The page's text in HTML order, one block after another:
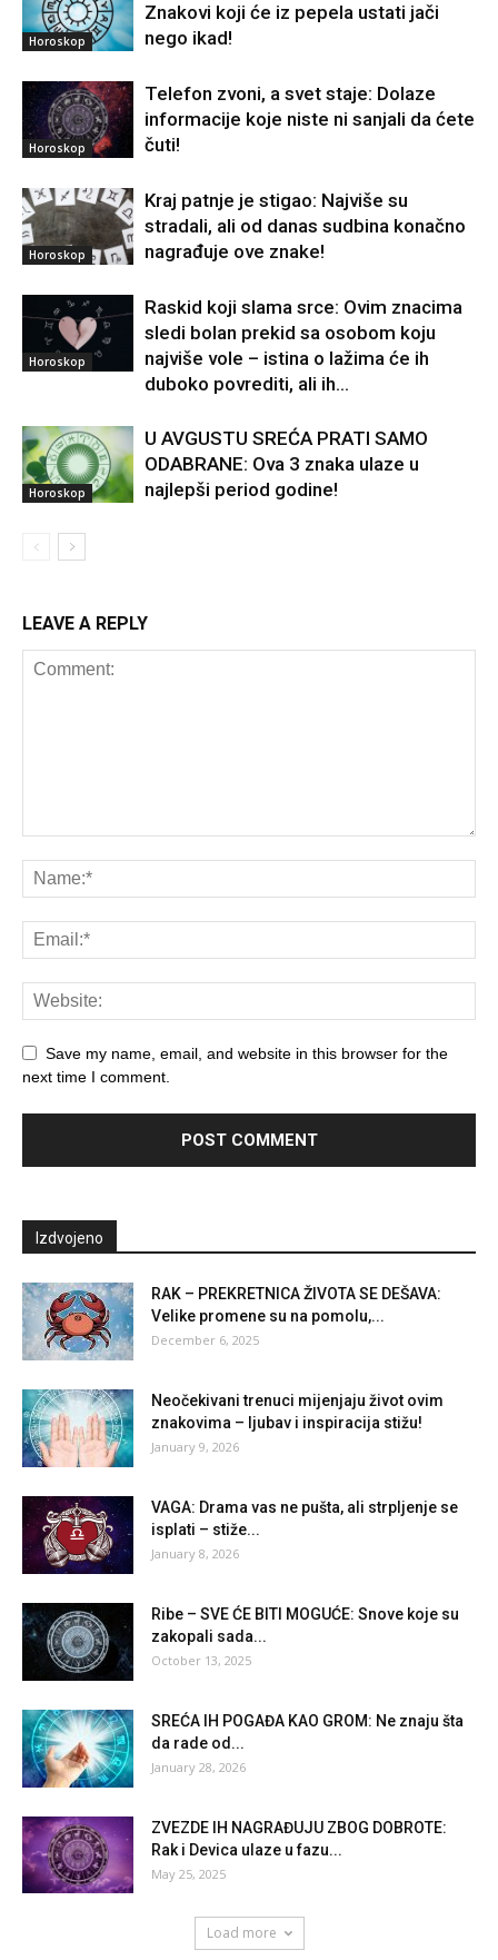
Horoskop
Znakovi koji će iz pepela ustati jači
nego ikad!
Horoskop
Telefon zvoni, a svet staje: Dolaze
informacije koje niste ni sanjali da ćete
čuti!
Horoskop
Kraj patnje je stigao: Najviše su
stradali, ali od danas sudbina konačno
nagrađuje ove znake!
Horoskop
Raskid koji slama srce: Ovim znacima
sledi bolan prekid sa osobom koju
najviše vole – istina o lažima će ih
duboko povrediti, ali ih...
Horoskop
U AVGUSTU SREĆA PRATI SAMO
ODABRANE: Ova 3 znaka ulaze u
najlepši period godine!
LEAVE A REPLY
Save my name, email, and website in this browser for the
next time I comment.
Izdvojeno
RAK – PREKRETNICA ŽIVOTA SE DEŠAVA:
Velike promene su na pomolu,...
December 6, 2025
Neočekivani trenuci mijenjaju život ovim
znakovima – ljubav i inspiracija stižu!
January 9, 2026
VAGA: Drama vas ne pušta, ali strpljenje se
isplati – stiže...
January 8, 2026
Ribe – SVE ĆE BITI MOGUĆE: Snove koje su
zakopali sada...
October 13, 2025
SREĆA IH POGAĐA KAO GROM: Ne znaju šta
da rade od...
January 28, 2026
ZVEZDE IH NAGRAĐUJU ZBOG DOBROTE:
Rak i Devica ulaze u fazu...
May 25, 2025
Load more